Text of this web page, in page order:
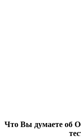
Что Вы думаете об